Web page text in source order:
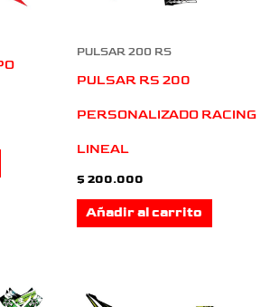
PULSAR 200 RS
PULSAR RS 200
PERSONALIZADO RACING
LINEAL
$ 200.000
Añadir al carrito